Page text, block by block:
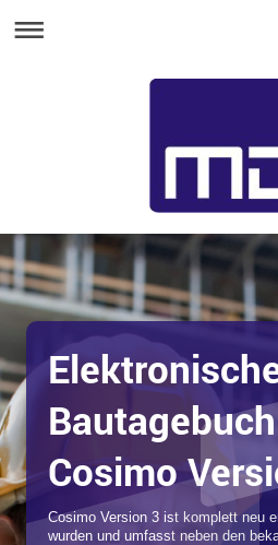
Bautagebuch
Cosimo
Cosimo Version 3 ist komplett neu
wurden und umfasst neben den